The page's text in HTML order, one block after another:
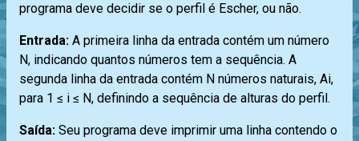
programa deve decidir se o perfil é Escher, ou não.
Entrada: A primeira linha da entrada contém um número
N, indicando quantos números tem a sequência. A
segunda linha da entrada contém N números naturais, Ai,
para 1 ≤ i ≤ N, definindo a sequência de alturas do perfil.
Saída: Seu programa deve imprimir uma linha contendo o